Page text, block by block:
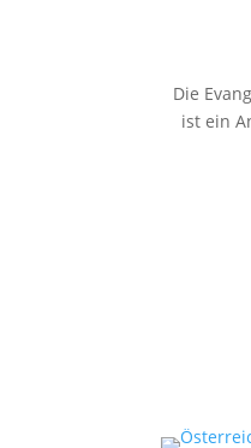
Die
ist ein